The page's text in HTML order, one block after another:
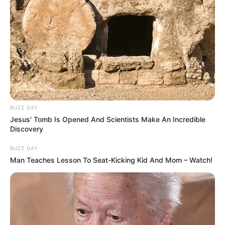
(foto: unsplash/thomas tucker)
Pizza termahal di dunia yang pernah ada diciptakan oleh Renato
Viola, seorang koki pizza asal Italia.
BUZZ DAY
Jesus' Tomb Is Opened And Scientists Make An Incredible
Discovery
BUZZ DAY
Man Teaches Lesson To Seat-Kicking Kid And Mom – Watch!